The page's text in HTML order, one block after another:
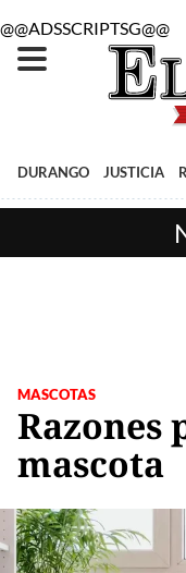
@@ADSSCRIPTSG@@
DURANGO JUSTICIA
MASCOTAS
Razones
mascota